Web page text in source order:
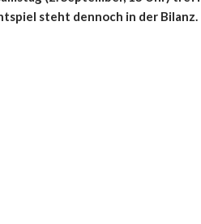
steht dennoch in der Bilanz.